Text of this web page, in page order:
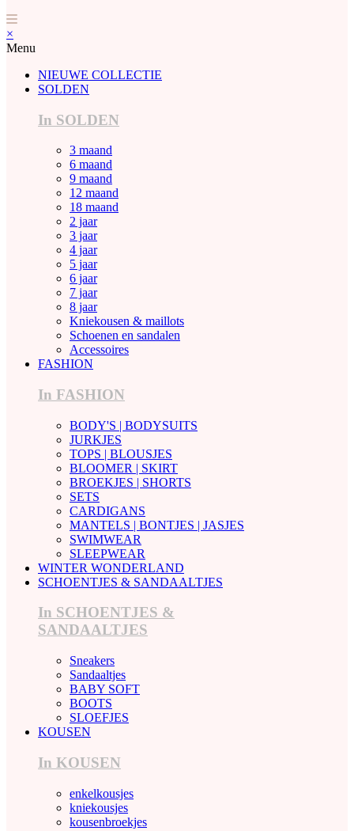
×
Menu
NIEUWE COLLECTIE
SOLDEN
In SOLDEN
3 maand
6 maand
9 maand
12 maand
18 maand
2 jaar
3 jaar
4 jaar
5 jaar
6 jaar
7 jaar
8 jaar
Kniekousen & maillots
Schoenen en sandalen
Accessoires
FASHION
In FASHION
BODY'S | BODYSUITS
JURKJES
TOPS | BLOUSJES
BLOOMER | SKIRT
BROEKJES | SHORTS
SETS
CARDIGANS
MANTELS | BONTJES | JASJES
SWIMWEAR
SLEEPWEAR
WINTER WONDERLAND
SCHOENTJES & SANDAALTJES
In SCHOENTJES &
SANDAALTJES
Sneakers
Sandaaltjes
BABY SOFT
BOOTS
SLOEFJES
KOUSEN
In KOUSEN
enkelkousjes
kniekousjes
kousenbroekjes